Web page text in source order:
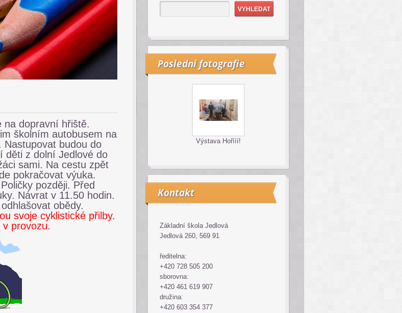
na dopravní hřiště.
školním autobusem na
Nastupovat budou do
děti z dolní Jedlové do
sami. Na cestu zpět
pokračovat výuka.
později. Před
Návrat v 11.50 hodin.
obědy.
svoje cyklistické přilby.
provozu.
Poslední fotografie
Výstava Hořííí!
Kontakt
Základní škola Jedlová
Jedlová 260, 569 91
ředitelna:
+420 728 505 200
sborovna:
+420 461 619 907
družina:
+420 603 354 377